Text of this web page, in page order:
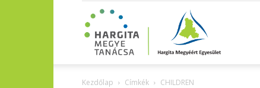
Kezdőlap Címkék CHILDREN